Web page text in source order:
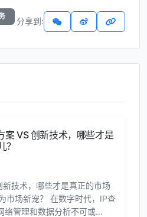
分享到:
案 VS 创新技术，哪些才是
？
技术，哪些才是真正的市场
市场新宠？ 在数字时代，IP查
络管理和数据分析不可或...